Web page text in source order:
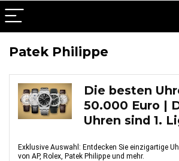
Patek Philippe
Die besten
50.000 Euro |
Uhren sind 1.
Exklusive Auswahl: Entdecken Sie einzigartige
von AP, Rolex, Patek Philippe und mehr.